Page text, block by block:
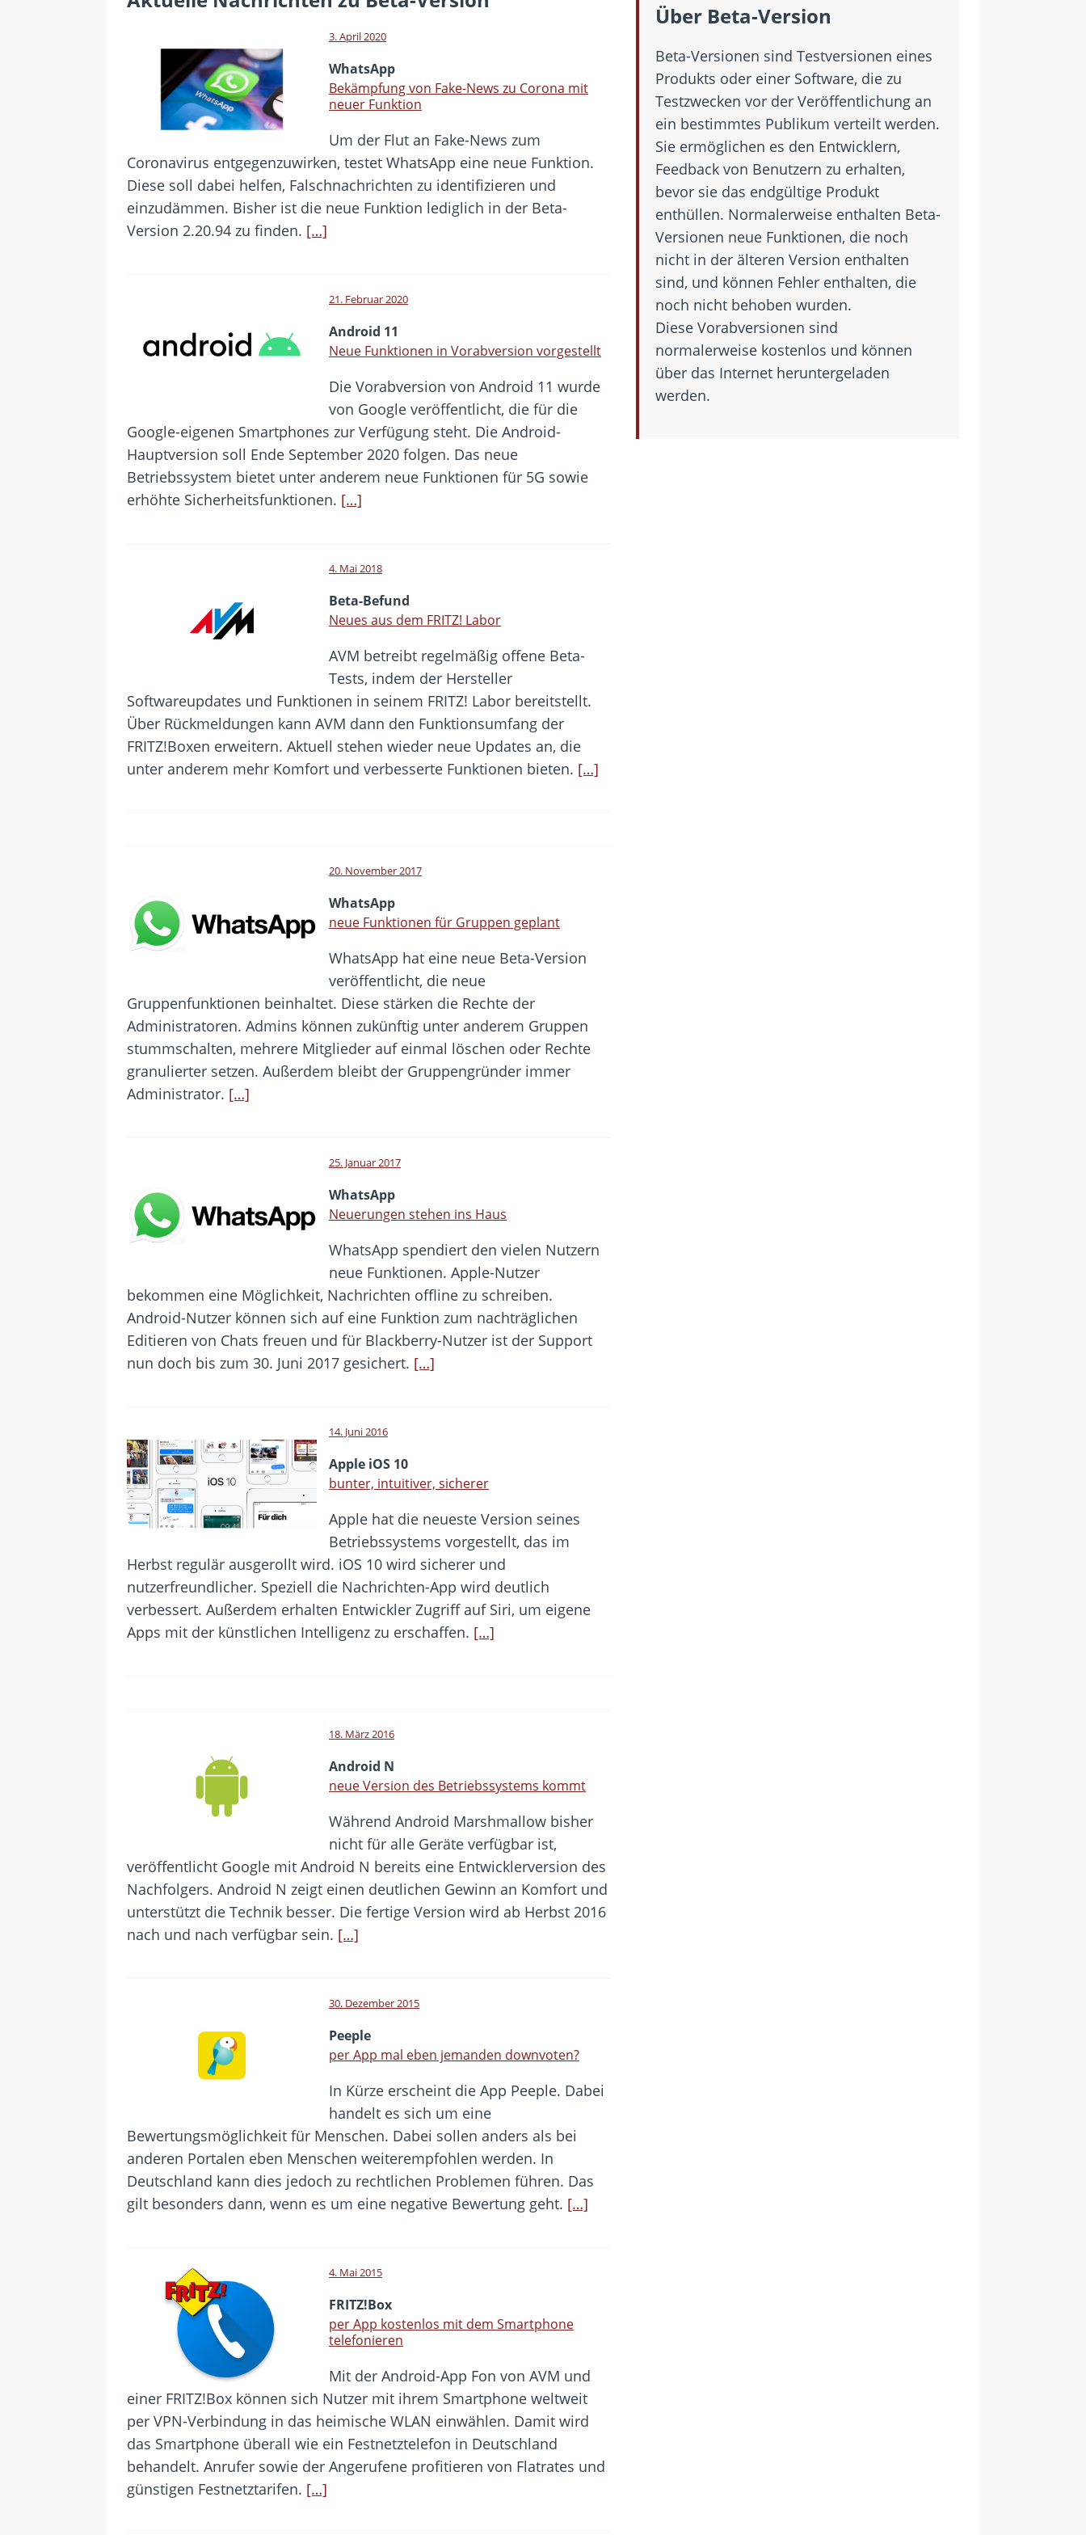
[ 22. Juli 2026 ]
[ 21. Juli 2026 ]
Wichtiges BGH-Urteil – Verbraucherrechte bei Online-Kündigung gestärkt
[ 7. August 2026 ]
DSL-Ende rückt näher – Viele setzen trotzdem immer noch auf Kupfernetz
3. April 2020
WhatsApp
Bekämpfung von Fake-News zu Corona mit
neuer Funktion
Um der Flut an Fake-News zum
Coronavirus entgegenzuwirken, testet WhatsApp eine neue Funktion.
Diese soll dabei helfen, Falschnachrichten zu identifizieren und
einzudämmen. Bisher ist die neue Funktion lediglich in der Beta-
Version 2.20.94 zu finden. […]
21. Februar 2020
Android 11
Neue Funktionen in Vorabversion vorgestellt
Die Vorabversion von Android 11 wurde
von Google veröffentlicht, die für die
Google-eigenen Smartphones zur Verfügung steht. Die Android-
Hauptversion soll Ende September 2020 folgen. Das neue
Betriebssystem bietet unter anderem neue Funktionen für 5G sowie
erhöhte Sicherheitsfunktionen. […]
4. Mai 2018
Beta-Befund
Neues aus dem FRITZ! Labor
AVM betreibt regelmäßig offene Beta-
Tests, indem der Hersteller
Softwareupdates und Funktionen in seinem FRITZ! Labor bereitstellt.
Über Rückmeldungen kann AVM dann den Funktionsumfang der
FRITZ!Boxen erweitern. Aktuell stehen wieder neue Updates an, die
unter anderem mehr Komfort und verbesserte Funktionen bieten. […]
20. November 2017
WhatsApp
neue Funktionen für Gruppen geplant
WhatsApp hat eine neue Beta-Version
veröffentlicht, die neue
Gruppenfunktionen beinhaltet. Diese stärken die Rechte der
Administratoren. Admins können zukünftig unter anderem Gruppen
stummschalten, mehrere Mitglieder auf einmal löschen oder Rechte
granulierter setzen. Außerdem bleibt der Gruppengründer immer
Administrator. […]
25. Januar 2017
WhatsApp
Neuerungen stehen ins Haus
WhatsApp spendiert den vielen Nutzern
neue Funktionen. Apple-Nutzer
bekommen eine Möglichkeit, Nachrichten offline zu schreiben.
Android-Nutzer können sich auf eine Funktion zum nachträglichen
Editieren von Chats freuen und für Blackberry-Nutzer ist der Support
nun doch bis zum 30. Juni 2017 gesichert. […]
14. Juni 2016
Apple iOS 10
bunter, intuitiver, sicherer
Apple hat die neueste Version seines
Betriebssystems vorgestellt, das im
Herbst regulär ausgerollt wird. iOS 10 wird sicherer und
nutzerfreundlicher. Speziell die Nachrichten-App wird deutlich
verbessert. Außerdem erhalten Entwickler Zugriff auf Siri, um eigene
Apps mit der künstlichen Intelligenz zu erschaffen. […]
18. März 2016
Android N
neue Version des Betriebssystems kommt
Während Android Marshmallow bisher
nicht für alle Geräte verfügbar ist,
veröffentlicht Google mit Android N bereits eine Entwicklerversion des
Nachfolgers. Android N zeigt einen deutlichen Gewinn an Komfort und
unterstützt die Technik besser. Die fertige Version wird ab Herbst 2016
nach und nach verfügbar sein. […]
30. Dezember 2015
Peeple
per App mal eben jemanden downvoten?
In Kürze erscheint die App Peeple. Dabei
handelt es sich um eine
Bewertungsmöglichkeit für Menschen. Dabei sollen anders als bei
anderen Portalen eben Menschen weiterempfohlen werden. In
Deutschland kann dies jedoch zu rechtlichen Problemen führen. Das
gilt besonders dann, wenn es um eine negative Bewertung geht. […]
4. Mai 2015
FRITZ!Box
per App kostenlos mit dem Smartphone
telefonieren
Mit der Android-App Fon von AVM und
einer FRITZ!Box können sich Nutzer mit ihrem Smartphone weltweit
per VPN-Verbindung in das heimische WLAN einwählen. Damit wird
das Smartphone überall wie ein Festnetztelefon in Deutschland
behandelt. Anrufer sowie der Angerufene profitieren von Flatrates und
günstigen Festnetztarifen. […]
Über Beta-Version
Beta-Versionen sind Testversionen eines
Produkts oder einer Software, die zu
Testzwecken vor der Veröffentlichung an
ein bestimmtes Publikum verteilt werden.
Sie ermöglichen es den Entwicklern,
Feedback von Benutzern zu erhalten,
bevor sie das endgültige Produkt
enthüllen. Normalerweise enthalten Beta-
Versionen neue Funktionen, die noch
nicht in der älteren Version enthalten
sind, und können Fehler enthalten, die
noch nicht behoben wurden.
Diese Vorabversionen sind
normalerweise kostenlos und können
über das Internet heruntergeladen
werden.